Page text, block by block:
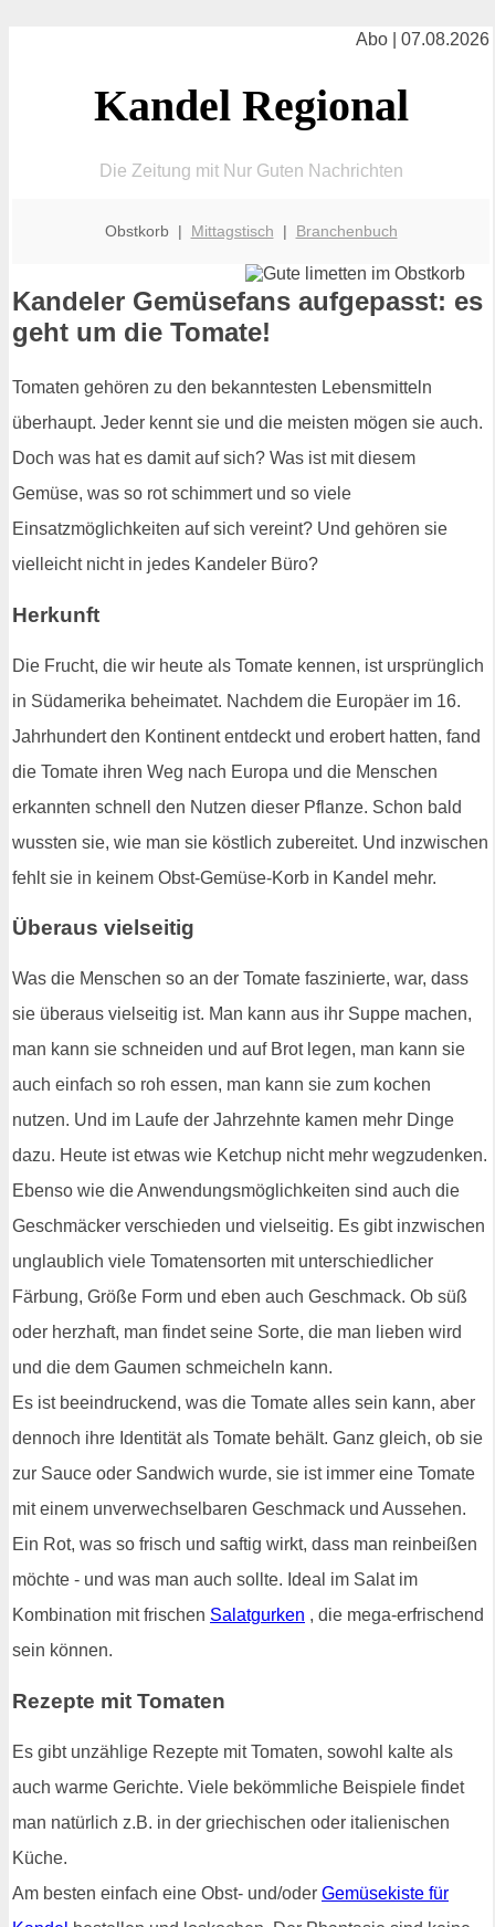
Abo | 07.08.2026
Kandel Regional
Die Zeitung mit Nur Guten Nachrichten
Obstkorb | Mittagstisch | Branchenbuch
Kandeler Gemüsefans aufgepasst: es
geht um die Tomate!
Tomaten gehören zu den bekanntesten Lebensmitteln
überhaupt. Jeder kennt sie und die meisten mögen sie auch.
Doch was hat es damit auf sich? Was ist mit diesem
Gemüse, was so rot schimmert und so viele
Einsatzmöglichkeiten auf sich vereint? Und gehören sie
vielleicht nicht in jedes Kandeler Büro?
Herkunft
Die Frucht, die wir heute als Tomate kennen, ist ursprünglich
in Südamerika beheimatet. Nachdem die Europäer im 16.
Jahrhundert den Kontinent entdeckt und erobert hatten, fand
die Tomate ihren Weg nach Europa und die Menschen
erkannten schnell den Nutzen dieser Pflanze. Schon bald
wussten sie, wie man sie köstlich zubereitet. Und inzwischen
fehlt sie in keinem Obst-Gemüse-Korb in Kandel mehr.
Überaus vielseitig
Was die Menschen so an der Tomate faszinierte, war, dass
sie überaus vielseitig ist. Man kann aus ihr Suppe machen,
man kann sie schneiden und auf Brot legen, man kann sie
auch einfach so roh essen, man kann sie zum kochen
nutzen. Und im Laufe der Jahrzehnte kamen mehr Dinge
dazu. Heute ist etwas wie Ketchup nicht mehr wegzudenken.
Ebenso wie die Anwendungsmöglichkeiten sind auch die
Geschmäcker verschieden und vielseitig. Es gibt inzwischen
unglaublich viele Tomatensorten mit unterschiedlicher
Färbung, Größe Form und eben auch Geschmack. Ob süß
oder herzhaft, man findet seine Sorte, die man lieben wird
und die dem Gaumen schmeicheln kann.
Es ist beeindruckend, was die Tomate alles sein kann, aber
dennoch ihre Identität als Tomate behält. Ganz gleich, ob sie
zur Sauce oder Sandwich wurde, sie ist immer eine Tomate
mit einem unverwechselbaren Geschmack und Aussehen.
Ein Rot, was so frisch und saftig wirkt, dass man reinbeißen
möchte - und was man auch sollte. Ideal im Salat im
Kombination mit frischen Salatgurken , die mega-erfrischend
sein können.
Rezepte mit Tomaten
Es gibt unzählige Rezepte mit Tomaten, sowohl kalte als
auch warme Gerichte. Viele bekömmliche Beispiele findet
man natürlich z.B. in der griechischen oder italienischen
Küche.
Am besten einfach eine Obst- und/oder Gemüsekiste für